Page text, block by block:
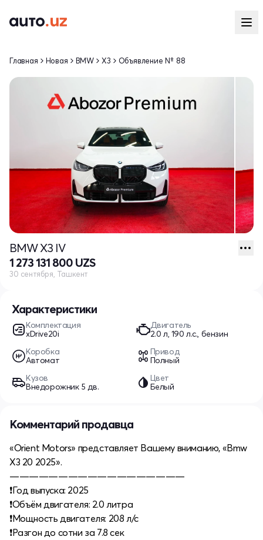
Характеристики
Комплектация
xDrive20i
Двигатель
2.0 л, 190 л.с., бензин
Коробка
Автомат
Привод
Полный
Кузов
Внедорожник 5 дв.
Цвет
Белый
Главная Новая BMW X3 Объявление № 88
BMW X3 IV
1 273 131 800 UZS
30 сентября, Ташкент
Комментарий продавца
«Orient Motors» представляет Вашему вниманию, «Bmw
X3 20 2025».
——————————————————
❗️Год выпуска: 2025
❗️Объём двигателя: 2.0 литра
❗️Мощность двигателя: 208 л/с
❗️Разгон до сотни за 7.8 сек